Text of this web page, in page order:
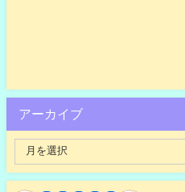
アーカイブ